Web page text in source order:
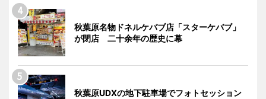
秋葉原名物ドネルケバブ店「スターケバブ」
が閉店 二十余年の歴史に幕
秋葉原UDXの地下駐車場でフォトセッション